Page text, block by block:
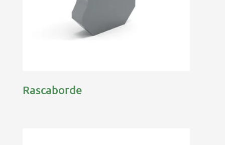
Rascaborde